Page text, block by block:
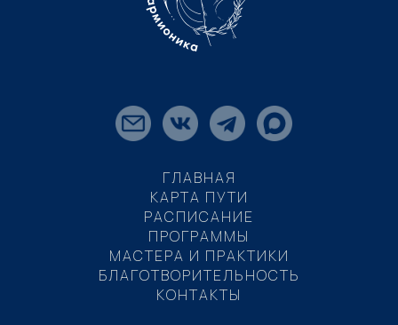
ГЛАВНАЯ
КАРТА ПУТИ
РАСПИСАНИЕ
ПРОГРАММЫ
МАСТЕРА И ПРАКТИКИ
БЛАГОТВОРИТЕЛЬНОСТЬ
КОНТАКТЫ